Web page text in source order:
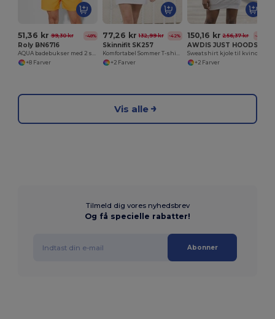
51,36 kr 99,30 kr -48%
Roly BN6716
AQUA badebukser med 2 sidelommer
+8 Farver
77,26 kr 132,99 kr -42%
Skinnifit SK257
Komfortabel Sommer T-shirt Kjole i Bomuld
+2 Farver
150,16 kr 256,37 kr -41%
Sweatshirt kjole til kvinder
+2 Farver
Vis alle
Tilmeld dig vores nyhedsbrev
Og få specielle rabatter!
Abonner